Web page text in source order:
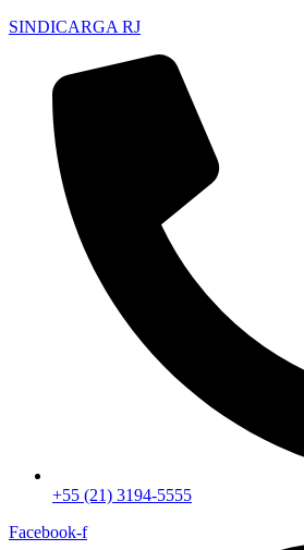
SINDICARGA RJ
+55 (21) 3194-5555
Facebook-f